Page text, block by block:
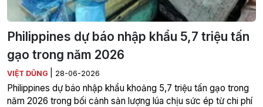
Philippines dự báo nhập khẩu 5,7 triệu tấn
gạo trong năm 2026
VIỆT DŨNG 28-06-2026
Philippines dự báo nhập khẩu khoảng 5,7 triệu tấn gạo trong
năm 2026 trong bối cảnh sản lượng lúa chịu sức ép từ chi phí